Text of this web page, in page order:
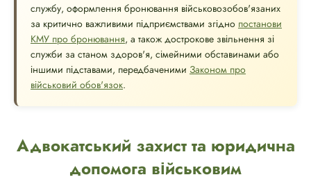
службу, оформлення бронювання військовозобов'язаних
за критично важливими підприємствами згідно постанови
КМУ про бронювання, а також дострокове звільнення зі
служби за станом здоров'я, сімейними обставинами або
іншими підставами, передбаченими Законом про
військовий обов'язок.
Адвокатський захист та юридична
допомога військовим